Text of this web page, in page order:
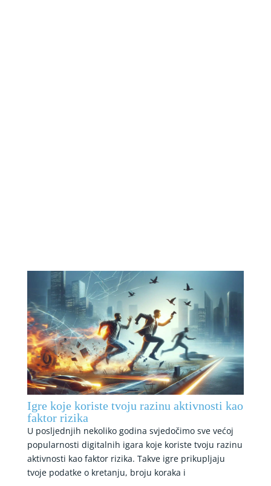
Igre koje koriste tvoju razinu aktivnosti kao
faktor rizika
U posljednjih nekoliko godina svjedočimo sve većoj
popularnosti digitalnih igara koje koriste tvoju razinu
aktivnosti kao faktor rizika. Takve igre prikupljaju
tvoje podatke o kretanju, broju koraka i